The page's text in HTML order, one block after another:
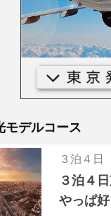
モデルコース
３泊４日
３泊４
やっぱ